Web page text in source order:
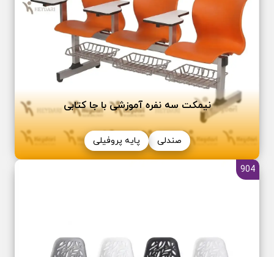
نیمکت سه نفره آموزشی با جا کتابی
صندلی پایه پروفیلی
904